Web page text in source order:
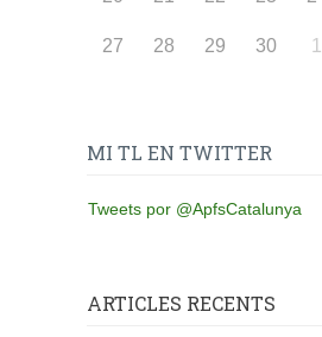
27 28 29 30 1
MI TL EN TWITTER
Tweets por @ApfsCatalunya
ARTICLES RECENTS